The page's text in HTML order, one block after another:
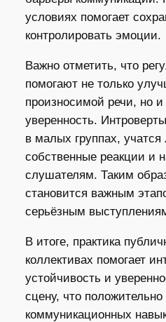
условиях помогает
контролировать эмоции.
Важно отметить, что
помогают не только
произносимой речи, но
уверенность.
в малых группах,
собственные реакции и
слушателям. Таким
становится важным
серьёзным
В итоге, практика
коллективах помогает
устойчивость и
сцену, что
коммуникационных